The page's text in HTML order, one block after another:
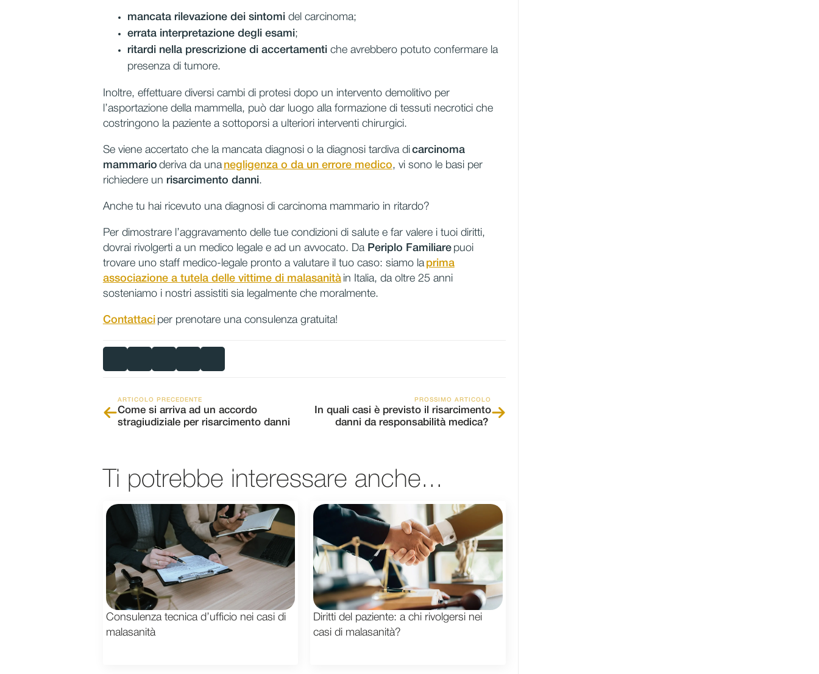
mancata rilevazione dei sintomidel carcinoma;
errata interpretazione degli esami;
ritardi nella prescrizione di accertamentiche avrebbero potuto confermare la
presenza di tumore.
Inoltre, effettuare diversi cambi di protesi dopo un intervento demolitivo per
l’asportazione della mammella, può dar luogo alla formazione di tessuti necrotici che
costringono la paziente a sottoporsi a ulteriori interventi chirurgici.
Se viene accertato che la mancata diagnosi o la diagnosi tardiva dicarcinoma
mammario deriva da una negligenza o da un errore medico, vi sono le basi per
richiedere un risarcimento danni.
Anche tu hai ricevuto una diagnosi di carcinoma mammario in ritardo?
Per dimostrare l’aggravamento delle tue condizioni di salute e far valere i tuoi diritti,
dovrai rivolgerti a un medico legale e ad un avvocato. Da Periplo Familiarepuoi
trovare uno staff medico-legale pronto a valutare il tuo caso: siamo la prima
associazione a tutela delle vittime di malasanitàin Italia, da oltre 25 anni
sosteniamo i nostri assistiti sia legalmente che moralmente.
Contattaciper prenotare una consulenza gratuita!
ARTICOLO PRECEDENTE
Come si arriva ad un accordo
stragiudiziale per risarcimento danni
PROSSIMO ARTICOLO
In quali casi è previsto il risarcimento
danni da responsabilità medica?
Ti potrebbe interessare anche...
Consulenza tecnica d’ufficio nei casi di
malasanità
Diritti del paziente: a chi rivolgersi nei
casi di malasanità?